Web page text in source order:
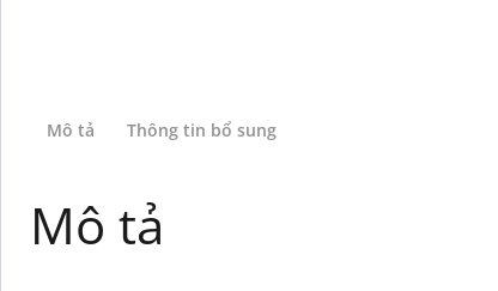
Mô tả Thông tin bổ sung
Mô tả